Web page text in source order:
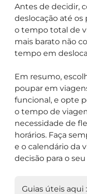
Antes de decidir,
deslocação até
o tempo total de
mais barato não
tempo em
Em resumo,
poupar em
funcional, e opte
o tempo de
necessidade de
horários. Faça
e o calendário da
decisão para o seu
Guias úteis aqui :